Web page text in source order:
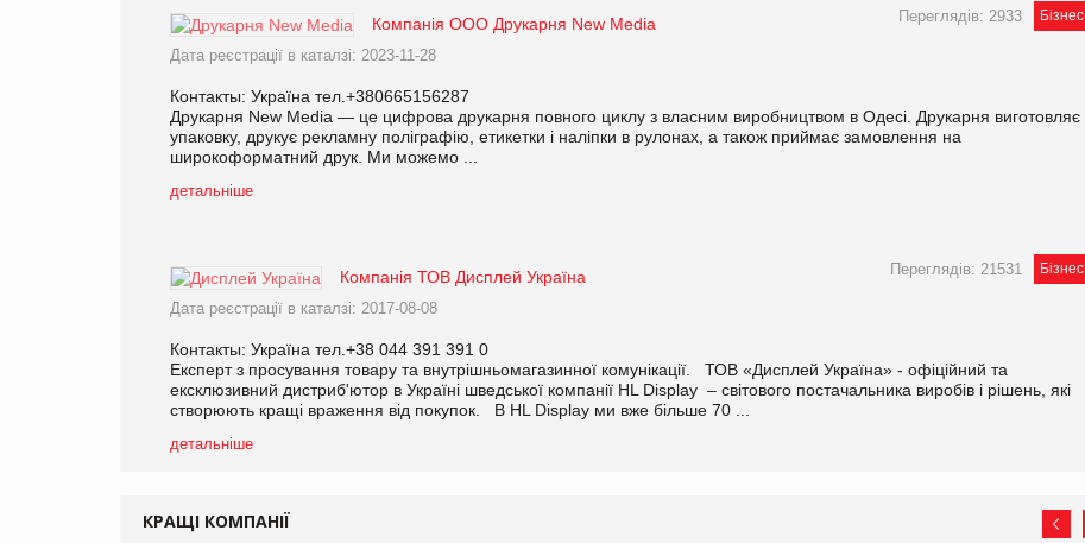
Переглядів: 2933 Бізнес
Компанія ООО Друкарня New Media
Дата реєстрації в каталзі: 2023-11-28
Контакты: Україна тел.+380665156287
Друкарня New Media — це цифрова друкарня повного циклу з власним виробництвом в Одесі. Друкарня виготовляє
упаковку, друкує рекламну поліграфію, етикетки і налiпки в рулонах, а також приймає замовлення на
широкоформатний друк. Ми можемо ...
детальніше
Переглядів: 21531 Бізнес
Компанія ТОВ Дисплей Україна
Дата реєстрації в каталзі: 2017-08-08
Контакты: Україна тел.+38 044 391 391 0
Експерт з просування товару та внутрішньомагазинної комунікації. ТОВ «Дисплей Україна» - офіційний та
ексклюзивний дистриб'ютор в Україні шведської компанії HL Display – світового постачальника виробів і рішень, які
створюють кращі враження від покупок. В HL Display ми вже більше 70 ...
детальніше
КРАЩІ КОМПАНІЇ